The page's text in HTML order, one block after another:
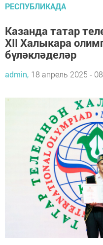
РЕСПУБЛИКАДА
Казанда татар
XII Халыкара
бүләкләделәр
admin, 18 апрель 2025 -